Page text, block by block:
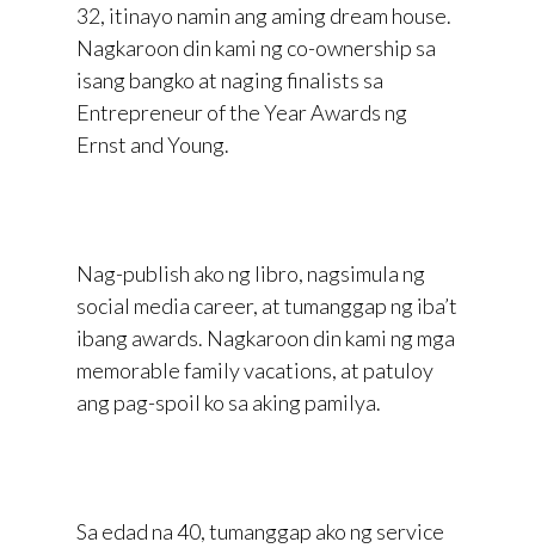
32, itinayo namin ang aming dream house.
Nagkaroon din kami ng co-ownership sa
isang bangko at naging finalists sa
Entrepreneur of the Year Awards ng
Ernst and Young.
Nag-publish ako ng libro, nagsimula ng
social media career, at tumanggap ng iba’t
ibang awards. Nagkaroon din kami ng mga
memorable family vacations, at patuloy
ang pag-spoil ko sa aking pamilya.
Sa edad na 40, tumanggap ako ng service